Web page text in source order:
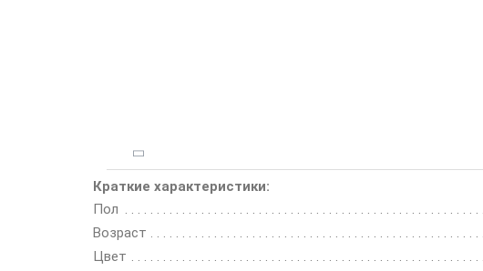
Краткие характеристики:
Пол
Возраст
Цвет